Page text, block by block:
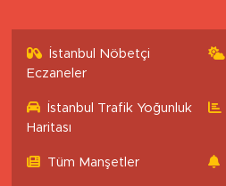
İstanbul Nöbetçi
Eczaneler
İstanbul Trafik Yoğunluk
Haritası
Tüm Manşetler